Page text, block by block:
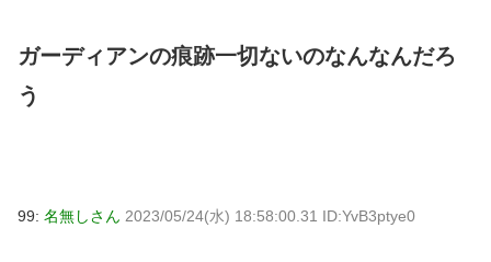
ガーディアンの痕跡一切ないのなんなんだろ
う
99: 名無しさん 2023/05/24(水) 18:58:00.31 ID:YvB3ptye0